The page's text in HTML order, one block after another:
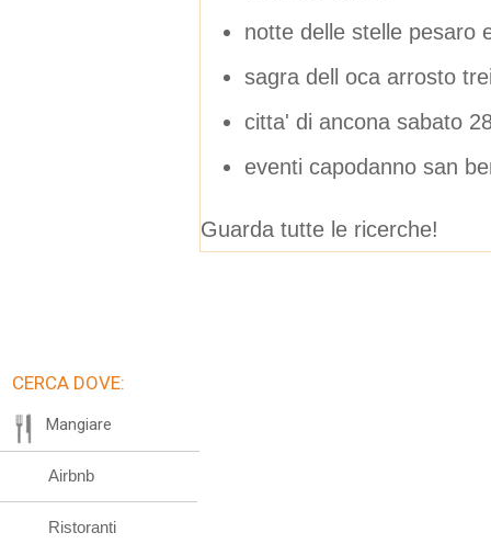
notte delle stelle pesaro
sagra dell oca arrosto
citta' di ancona sabato
eventi capodanno san
Guarda tutte le ricerche!
CERCA DOVE:
Mangiare
Airbnb
Ristoranti